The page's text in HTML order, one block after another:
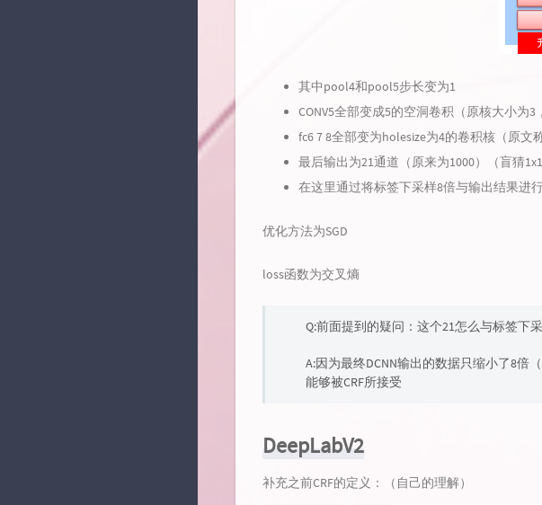
其中pool4和pool5步长变为1
CONV5全部变成5的空洞卷积（原核大小为3
fc6 7 8全部变为holesize为4的卷积核（原文
最后输出为21通道（原来为1000）（盲猜
在这里通过将标签下采样8倍与输出结果进
优化方法为SGD
loss函数为交叉熵
Q:前面提到的疑问：这个21怎么与标签下
A:因为最终DCNN输出的数据只缩小了8倍
能够被CRF所接受
DeepLabV2
补充之前CRF的定义：（自己的理解）